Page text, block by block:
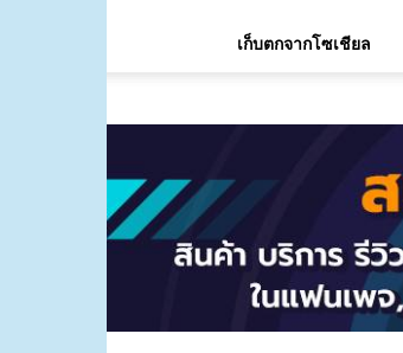
เก็บตกจากโซเชียล